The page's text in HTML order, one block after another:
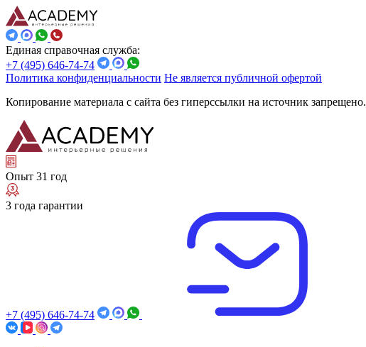
Единая справочная служба:
+7 (495) 646-74-74
Политика конфиденциальности Не является публичной офертой
Копирование материала с сайта без гиперссылки на источник запрещено.
Опыт 31 год
3 года гарантии
+7 (495) 646-74-74